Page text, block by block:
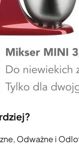
Odważne i